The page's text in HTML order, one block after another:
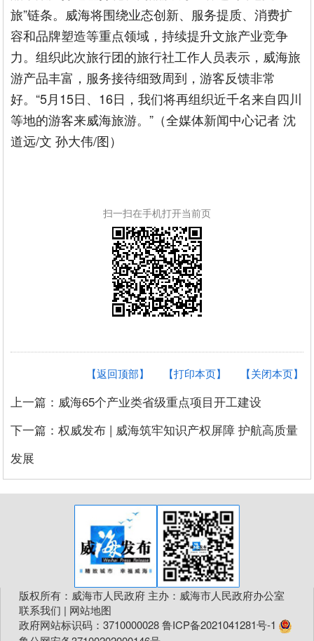
旅”链条。威海将围绕业态创新、服务提质、消费扩
容和品牌塑造等重点领域，持续提升文旅产业竞争
力。组织此次旅行团的旅行社工作人员表示，威海旅
游产品丰富，服务接待细致周到，游客反馈非常
好。“5月15日、16日，我们将再组织近千名来自四川
等地的游客来威海旅游。”（全媒体新闻中心记者 沈
道远/文 孙大伟/图）
扫一扫在手机打开当前页
【关闭本页】
【打印本页】
【返回顶部】
上一篇：威海65个产业类省级重点项目开工建设
下一篇：权威发布 | 威海筑牢知识产权屏障 护航高质量
发展
版权所有：威海市人民政府 主办：威海市人民政府办公室
联系我们 | 网站地图
政府网站标识码：3710000028鲁ICP备2021041281号-1